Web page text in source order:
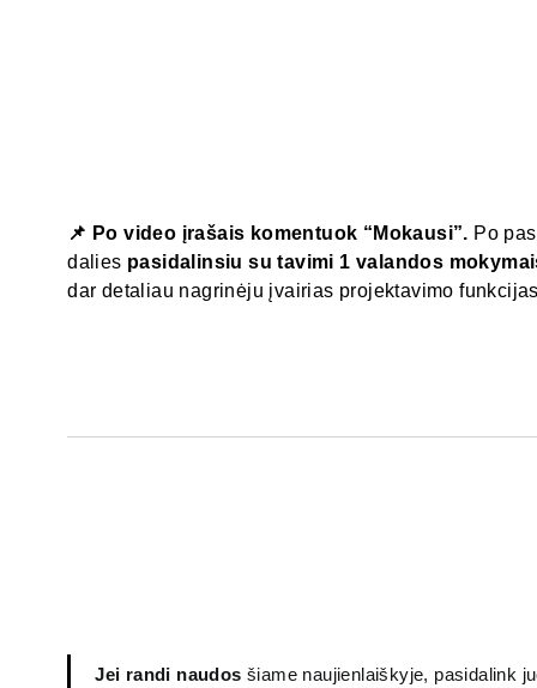
📌 Po video įrašais komentuok “Mokausi”. Po
dalies pasidalinsiu su tavimi 1 valandos
dar detaliau nagrinėju įvairias projektavimo
Jei randi naudos šiame naujienlaiškyje, pasidalink